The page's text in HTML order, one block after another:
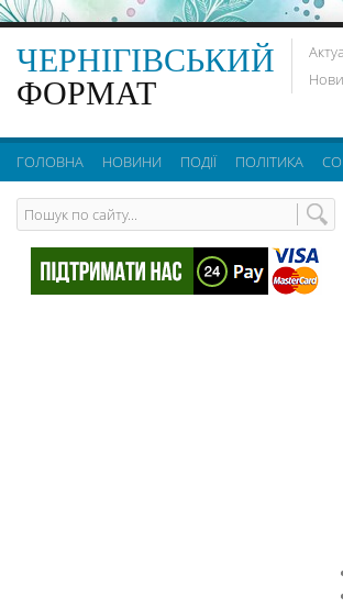
ЧЕРНІГІВСЬКИЙ
ФОРМАТ
ГОЛОВНА НОВИНИ ПОДІЇ ПОЛІТИКА